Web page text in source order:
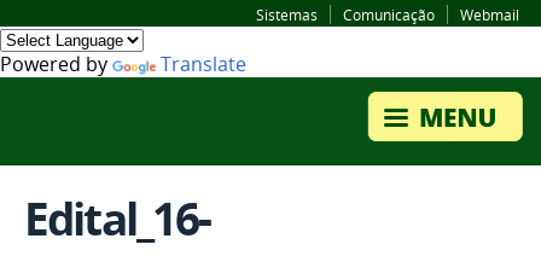
Sistemas
Comunicação Webmail
Powered by Translate
Edital_16-